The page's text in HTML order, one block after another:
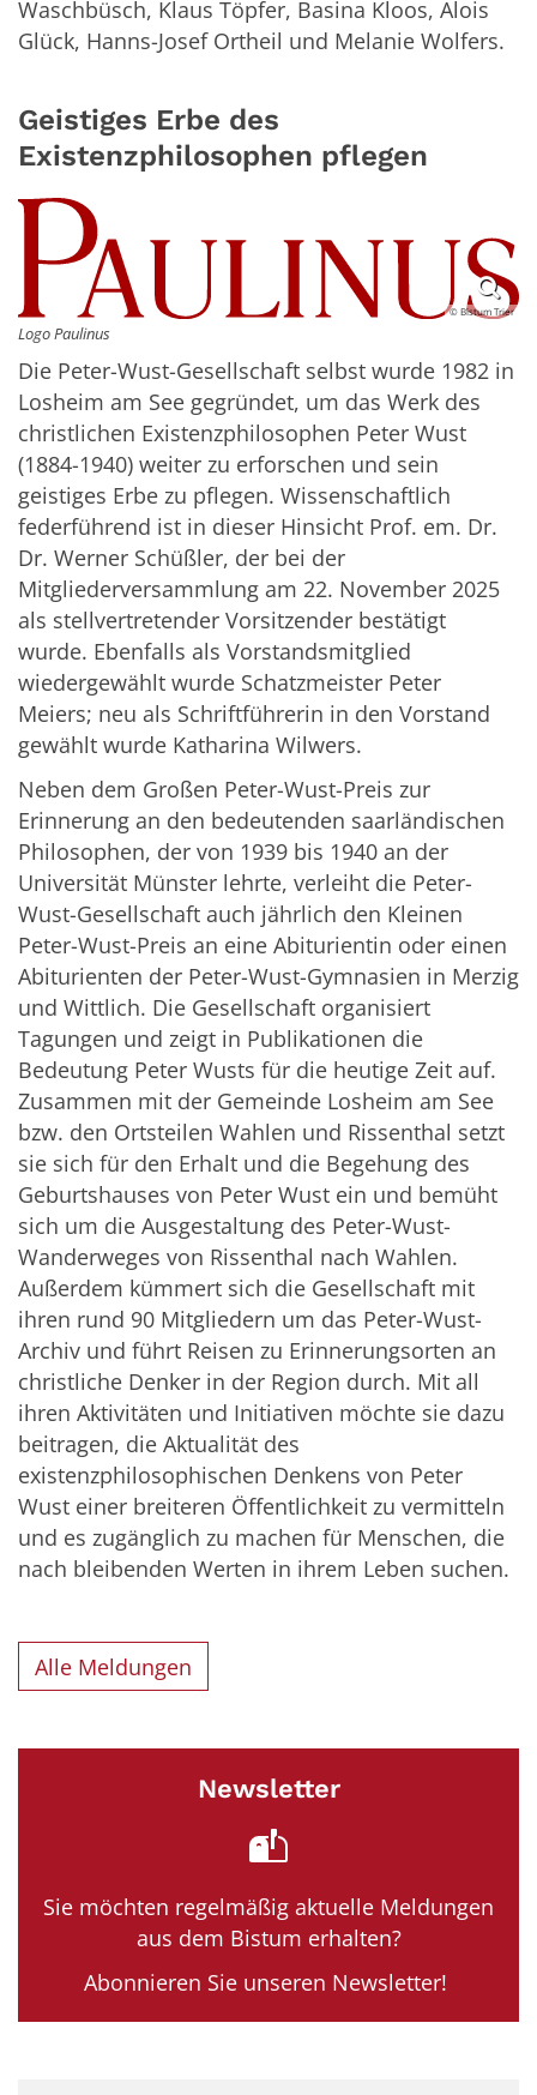
Waschbüsch, Klaus Töpfer, Basina Kloos, Alois
Glück, Hanns-Josef Ortheil und Melanie Wolfers.
Geistiges Erbe des
Existenzphilosophen pflegen
© Bistum Trier
Logo Paulinus
Die Peter-Wust-Gesellschaft selbst wurde 1982 in
Losheim am See gegründet, um das Werk des
christlichen Existenzphilosophen Peter Wust
(1884-1940) weiter zu erforschen und sein
geistiges Erbe zu pflegen. Wissenschaftlich
federführend ist in dieser Hinsicht Prof. em. Dr.
Dr. Werner Schüßler, der bei der
Mitgliederversammlung am 22. November 2025
als stellvertretender Vorsitzender bestätigt
wurde. Ebenfalls als Vorstandsmitglied
wiedergewählt wurde Schatzmeister Peter
Meiers; neu als Schriftführerin in den Vorstand
gewählt wurde Katharina Wilwers.
Neben dem Großen Peter-Wust-Preis zur
Erinnerung an den bedeutenden saarländischen
Philosophen, der von 1939 bis 1940 an der
Universität Münster lehrte, verleiht die Peter-
Wust-Gesellschaft auch jährlich den Kleinen
Peter-Wust-Preis an eine Abiturientin oder einen
Abiturienten der Peter-Wust-Gymnasien in Merzig
und Wittlich. Die Gesellschaft organisiert
Tagungen und zeigt in Publikationen die
Bedeutung Peter Wusts für die heutige Zeit auf.
Zusammen mit der Gemeinde Losheim am See
bzw. den Ortsteilen Wahlen und Rissenthal setzt
sie sich für den Erhalt und die Begehung des
Geburtshauses von Peter Wust ein und bemüht
sich um die Ausgestaltung des Peter-Wust-
Wanderweges von Rissenthal nach Wahlen.
Außerdem kümmert sich die Gesellschaft mit
ihren rund 90 Mitgliedern um das Peter-Wust-
Archiv und führt Reisen zu Erinnerungsorten an
christliche Denker in der Region durch. Mit all
ihren Aktivitäten und Initiativen möchte sie dazu
beitragen, die Aktualität des
existenzphilosophischen Denkens von Peter
Wust einer breiteren Öffentlichkeit zu vermitteln
und es zugänglich zu machen für Menschen, die
nach bleibenden Werten in ihrem Leben suchen.
Alle Meldungen
Newsletter
Sie möchten regelmäßig aktuelle Meldungen
aus dem Bistum erhalten?
Abonnieren Sie unseren Newsletter!